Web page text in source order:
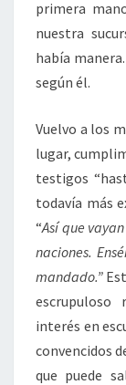
primera
nuestra
había
según él.
Vuelvo a los
lugar,
testigos
todavía más
“Así que
naciones.
mandado.”
interés en
convencidos
que puede